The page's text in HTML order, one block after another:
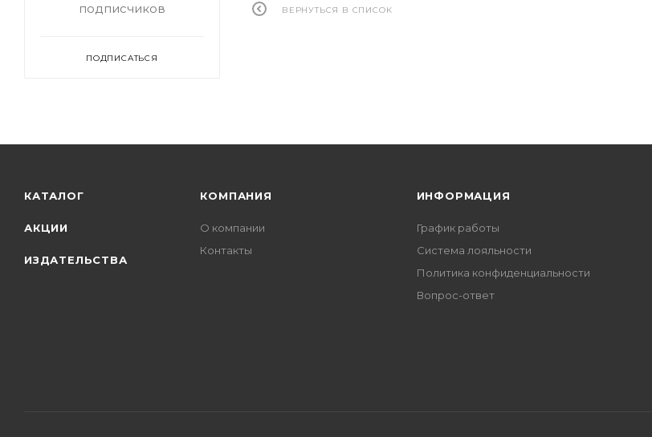
ВЕРНУТЬСЯ В СПИСОК
подписчиков
ПОДПИСАТЬСЯ
КАТАЛОГ
АКЦИИ
ИЗДАТЕЛЬСТВА
КОМПАНИЯ
О компании
Контакты
ИНФОРМАЦИЯ
График работы
Система лояльности
Политика конфиденциальности
Вопрос-ответ